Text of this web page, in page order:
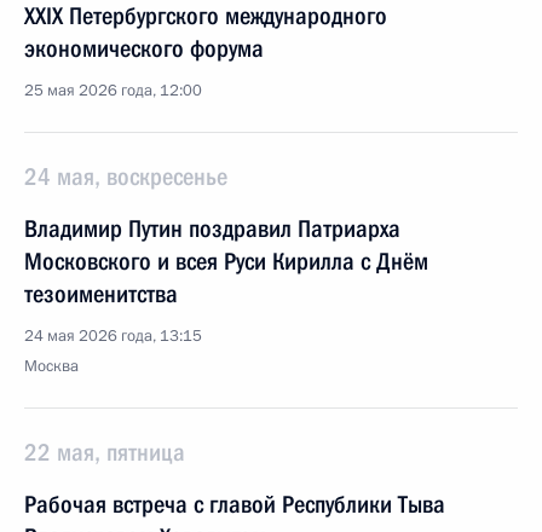
XXIX Петербургского международного
экономического форума
25 мая 2026 года, 12:00
24 мая, воскресенье
Владимир Путин поздравил Патриарха
Московского и всея Руси Кирилла с Днём
тезоименитства
24 мая 2026 года, 13:15
Москва
22 мая, пятница
Рабочая встреча с главой Республики Тыва